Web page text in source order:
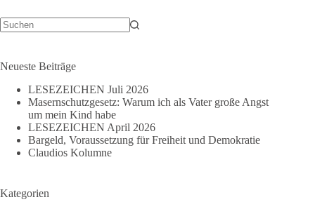
Neueste Beiträge
LESEZEICHEN Juli 2026
Masernschutzgesetz: Warum ich als Vater große Angst
um mein Kind habe
LESEZEICHEN April 2026
Bargeld, Voraussetzung für Freiheit und Demokratie
Claudios Kolumne
Kategorien